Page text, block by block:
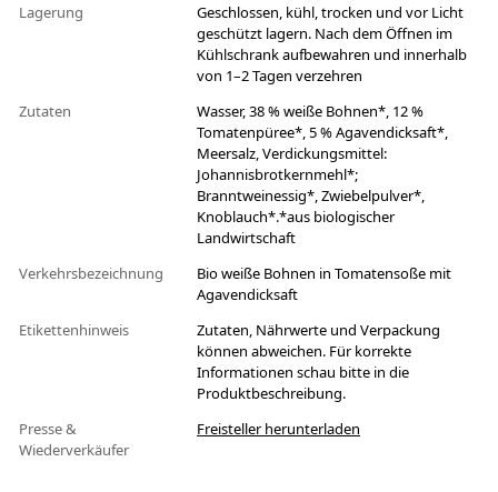
Lagerung
Geschlossen, kühl, trocken und vor Licht
geschützt lagern. Nach dem Öffnen im
Kühlschrank aufbewahren und innerhalb
von 1–2 Tagen verzehren
Zutaten
Wasser, 38 % weiße Bohnen*, 12 %
Tomatenpüree*, 5 % Agavendicksaft*,
Meersalz, Verdickungsmittel:
Johannisbrotkernmehl*;
Branntweinessig*, Zwiebelpulver*,
Knoblauch*.*aus biologischer
Landwirtschaft
Verkehrsbezeichnung
Bio weiße Bohnen in Tomatensoße mit
Agavendicksaft
Etikettenhinweis
Zutaten, Nährwerte und Verpackung
können abweichen. Für korrekte
Informationen schau bitte in die
Produktbeschreibung.
Presse &
Wiederverkäufer
Freisteller herunterladen